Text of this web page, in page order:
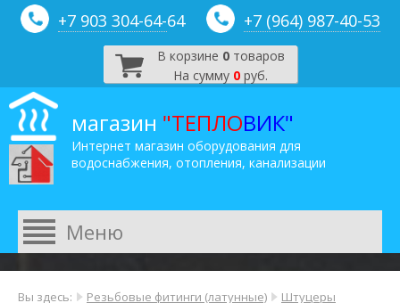
+7 903 304-64-64 +7 (964) 987-40-53
В корзине 0товаров
На сумму 0 руб.
магазин "ТЕПЛОВИК"
Интернет магазин оборудования для
водоснабжения, отопления, канализации
Вы здесь: Резьбовые фитинги (латунные) Штуцеры